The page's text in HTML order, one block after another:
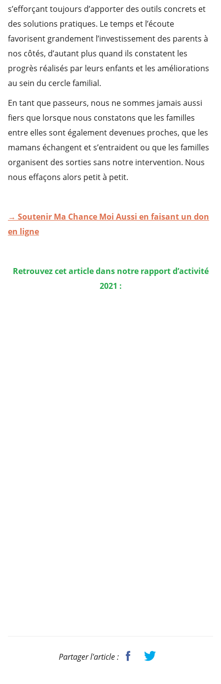
s’efforçant toujours d’apporter des outils concrets et
des solutions pratiques. Le temps et l’écoute
favorisent grandement l’investissement des parents à
nos côtés, d’autant plus quand ils constatent les
progrès réalisés par leurs enfants et les améliorations
au sein du cercle familial.
En tant que passeurs, nous ne sommes jamais aussi
fiers que lorsque nous constatons que les familles
entre elles sont également devenues proches, que les
mamans échangent et s’entraident ou que les familles
organisent des sorties sans notre intervention. Nous
nous effaçons alors petit à petit.
→ Soutenir Ma Chance Moi Aussi en faisant un don
en ligne
Retrouvez cet article dans notre rapport d’activité
2021 :
Partager l'article :